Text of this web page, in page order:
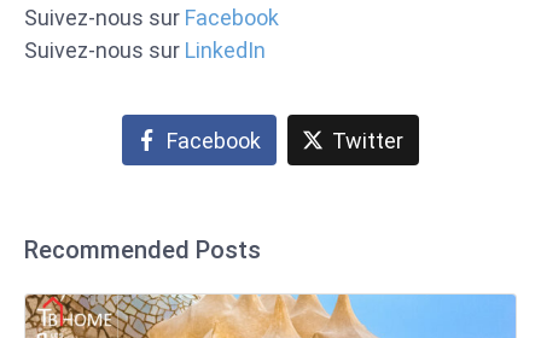
Suivez-nous sur Facebook
Suivez-nous sur LinkedIn
Facebook Twitter
Recommended Posts